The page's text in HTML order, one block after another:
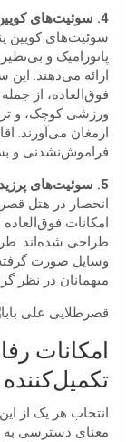
4. سوئیت‌های کویین پنت‌هاوس:
سوئیت‌های کویین
پانورامیک و
ارائه می‌دهند.
فوق‌العاده، از
ورزشی کوچک، و
ارمغان می‌آورند.
فراموش‌نشدنی و
5. سوئیت‌های پرزیدنتال:
انحصار در هتل
امکانات
طراحی شده‌اند.
وسایل صورت
میهمانان در نظر
امکانات
انتخاب هر یک از
معنای دسترسی به